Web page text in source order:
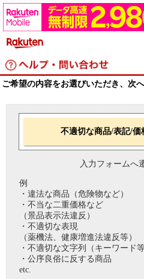
ご希望の内容をお選びいただき、次
不適切な商品/表記/価
入力フォームへ
例
・違法な商品（危険物など）
・不当な二重価格など
（景品表示法違反）
・不適切な表現
（薬機法、健康増進法違反等）
・不適切な文字列（キーワード等
・公序良俗に反する商品
etc.